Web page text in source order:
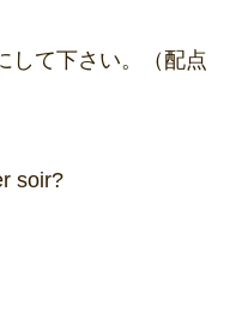
して下さい。（配点
soir?